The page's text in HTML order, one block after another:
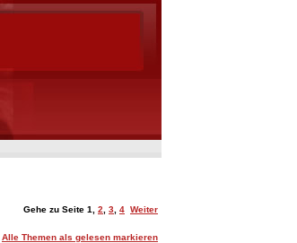
Gehe zu Seite 1 2 3 4 Weiter
Alle Themen als gelesen markieren